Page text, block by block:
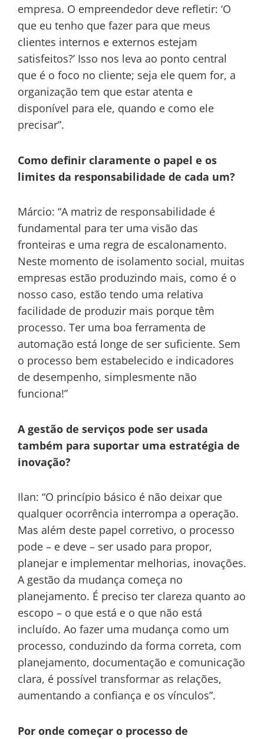
empresa. O empreendedor deve refletir: ‘O
que eu tenho que fazer para que meus
clientes internos e externos estejam
satisfeitos?’ Isso nos leva ao ponto central
que é o foco no cliente; seja ele quem for, a
organização tem que estar atenta e
disponível para ele, quando e como ele
precisar”.
Como definir claramente o papel e os
limites da responsabilidade de cada um?
Márcio: “A matriz de responsabilidade é
fundamental para ter uma visão das
fronteiras e uma regra de escalonamento.
Neste momento de isolamento social, muitas
empresas estão produzindo mais, como é o
nosso caso, estão tendo uma relativa
facilidade de produzir mais porque têm
processo. Ter uma boa ferramenta de
automação está longe de ser suficiente. Sem
o processo bem estabelecido e indicadores
de desempenho, simplesmente não
funciona!”
A gestão de serviços pode ser usada
também para suportar uma estratégia de
inovação?
Ilan: “O princípio básico é não deixar que
qualquer ocorrência interrompa a operação.
Mas além deste papel corretivo, o processo
pode – e deve – ser usado para propor,
planejar e implementar melhorias, inovações.
A gestão da mudança começa no
planejamento. É preciso ter clareza quanto ao
escopo – o que está e o que não está
incluído. Ao fazer uma mudança como um
processo, conduzindo da forma correta, com
planejamento, documentação e comunicação
clara, é possível transformar as relações,
aumentando a confiança e os vínculos”.
Por onde começar o processo de